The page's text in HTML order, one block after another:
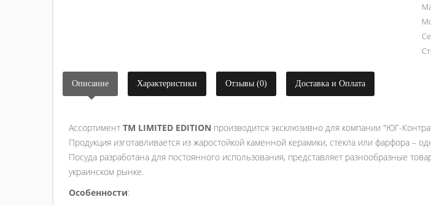
Описание Характеристики Отзывы (0) Доставка и Оплата
Ассортимент ТМ LIMITED EDITION производится эксклюзивно для компании "ЮГ-
Продукция изготавливается из жаростойкой каменной керамики, стекла или фарфора –
Посуда разработана для постоянного использования, представляет разнообразные
украинском рынке.
Особенности: